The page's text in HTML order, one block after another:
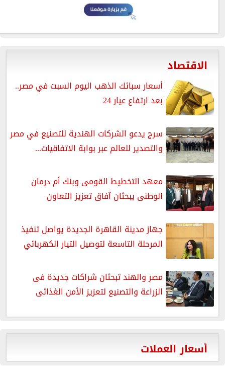
الاقتصاد
أسعار سبائك الذهب اليوم السبت في مصر..
بعد ارتفاع عيار 24
سرج يدعو الشركات الهندية للتصنيع في مصر
والتصدير للعالم عبر بوابة الاتفاقيات...
معهد التخطيط القومى وبنك أم درمان
الوطنى يبحثان آفاق تعزيز التعاون
جهاز مدينة القاهرة الجديدة يواصل تنفيذ
المرحلة التاسعة لتوصيل التيار الكهربائي
مصر والهند تبحثان شراكات جديدة فى
الزراعة والتصنيع لتعزيز الأمن الغذائى
أسعار العملات